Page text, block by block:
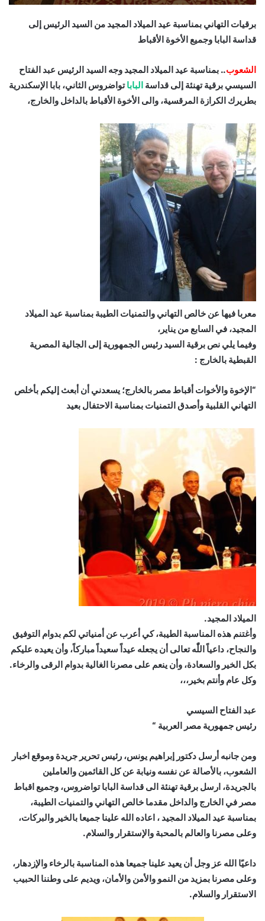
برقيات التهاني بمناسبة عيد الميلاد المجيد من السيد الرئيس إلى
قداسة البابا وجميع الأخوة الأقباط
الشعوب.. بمناسبة عيد الميلاد المجيد وجه السيد الرئيس عبد الفتاح
السيسي برقية تهنئة إلى قداسة الباباتواضروس الثاني، بابا الإسكندرية
بطريرك الكرازة المرقسية، والى الأخوة الأقباط بالداخل والخارج،
معربا فيها عن خالص التهاني والتمنيات الطيبة بمناسبة عيد الميلاد
المجيد، في السابع من يناير،
وفيما يلي نص برقية السيد رئيس الجمهورية إلى الجالية المصرية
القبطية بالخارج :
“الإخوة والأخوات أقباط مصر بالخارج؛ يسعدني أن أبعث إليكم بأخلص
التهاني القلبية وأصدق التمنيات بمناسبة الاحتفال بعيد
الميلاد المجيد.
وأغتنم هذه المناسبة الطيبة، كي أعرب عن أمنياتي لكم بدوام التوفيق
والنجاح، داعياً اللّٰه تعالى أن يجعله عيداً سعيداً مباركاً، وأن يعيده عليكم
بكل الخير والسعادة، وأن ينعم على مصرنا الغالية بدوام الرقى والرخاء.
وكل عام وأنتم بخير،،،
عبد الفتاح السيسي
رئيس جمهورية مصر العربية “
ومن جانبه أرسل دكتور إبراهيم يونس، رئيس تحرير جريدة وموقع اخبار
الشعوب، بالأصالة عن نفسه ونيابة عن كل القائمين والعاملين
بالجريدة، ارسل برقية تهنئة الى قداسة البابا تواضروس، وجميع اقباط
مصر في الخارج والداخل مقدما خالص التهاني والتمنيات الطيبة،
بمناسبة عيد الميلاد المجيد ، اعاده الله علينا جميعا بالخير والبركات،
وعلى مصرنا والعالم بالمحبة والإستقرار والسلام.
داعيًا الله عز وجل أن يعيد علينا جميعا هذه المناسبة بالرخاء والإزدهار،
وعلى مصرنا بمزيد من النمو والأمن والأمان، ويديم على وطننا الحبيب
الاستقرار والسلام.